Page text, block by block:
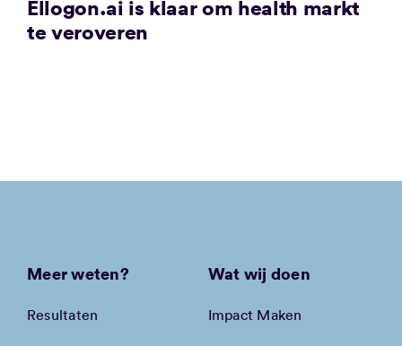
Ellogon.ai is klaar om health markt
te veroveren
Meer weten?
Resultaten
Wat wij doen
Impact Maken